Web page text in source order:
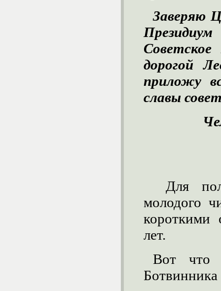
Заверяю
дорогой
приложу
славы
Для
молодого
короткими
лет.
Вот что